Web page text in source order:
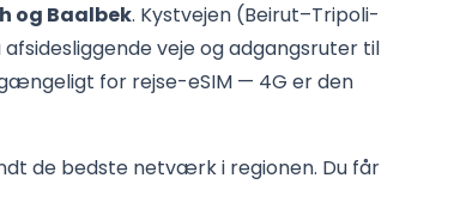
og Baalbek. Kystvejen (Beirut–Tripoli-
veje og adgangsruter til
for rejse-eSIM — 4G er den
de bedste netværk i regionen. Du får